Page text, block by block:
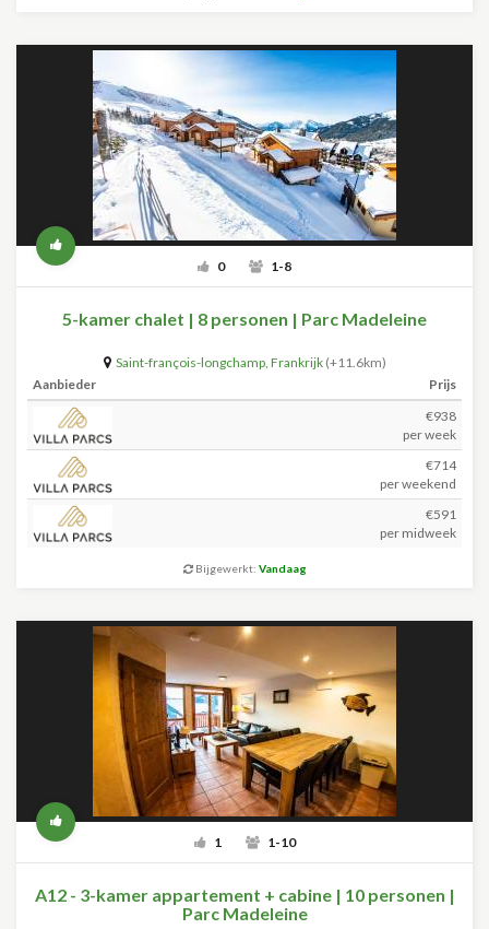
0 1-8
5-kamer chalet | 8 personen | Parc Madeleine
Saint-françois-longchamp, Frankrijk (+11.6km)
Aanbieder
Prijs
€938
per week
€714
per weekend
€591
per midweek
Bijgewerkt: Vandaag
1 1-10
A12 - 3-kamer appartement + cabine | 10 personen |
Parc Madeleine